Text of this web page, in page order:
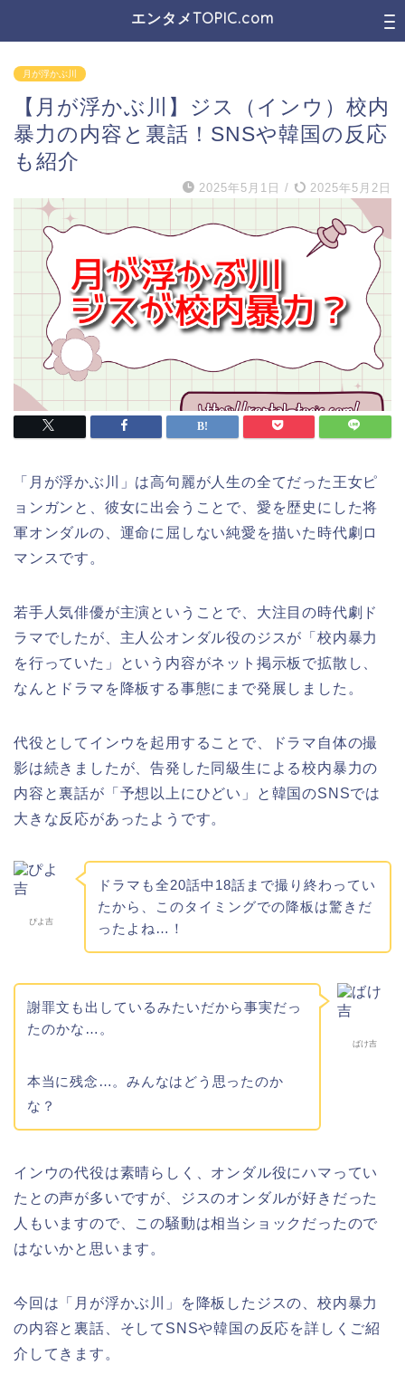
エンタメTOPIC.com
月が浮かぶ川
【月が浮かぶ川】ジス（インウ）校内
暴力の内容と裏話！SNSや韓国の反応
も紹介
2025年5月1日 / 2025年5月2日
「月が浮かぶ川」は高句麗が人生の全てだった王女ピ
ョンガンと、彼女に出会うことで、愛を歴史にした将
軍オンダルの、運命に屈しない純愛を描いた時代劇ロ
マンスです。
若手人気俳優が主演ということで、大注目の時代劇ド
ラマでしたが、主人公オンダル役のジスが「校内暴力
を行っていた」という内容がネット掲示板で拡散し、
なんとドラマを降板する事態にまで発展しました。
代役としてインウを起用することで、ドラマ自体の撮
影は続きましたが、告発した同級生による校内暴力の
内容と裏話が「予想以上にひどい」と韓国のSNSでは
大きな反応があったようです。
ぴよ吉
ドラマも全20話中18話まで撮り終わってい
たから、このタイミングでの降板は驚きだ
ったよね…！
ばけ吉
謝罪文も出しているみたいだから事実だっ
たのかな…。
本当に残念…。みんなはどう思ったのか
な？
インウの代役は素晴らしく、オンダル役にハマってい
たとの声が多いですが、ジスのオンダルが好きだった
人もいますので、この騒動は相当ショックだったので
はないかと思います。
今回は「月が浮かぶ川」を降板したジスの、校内暴力
の内容と裏話、そしてSNSや韓国の反応を詳しくご紹
介してきます。